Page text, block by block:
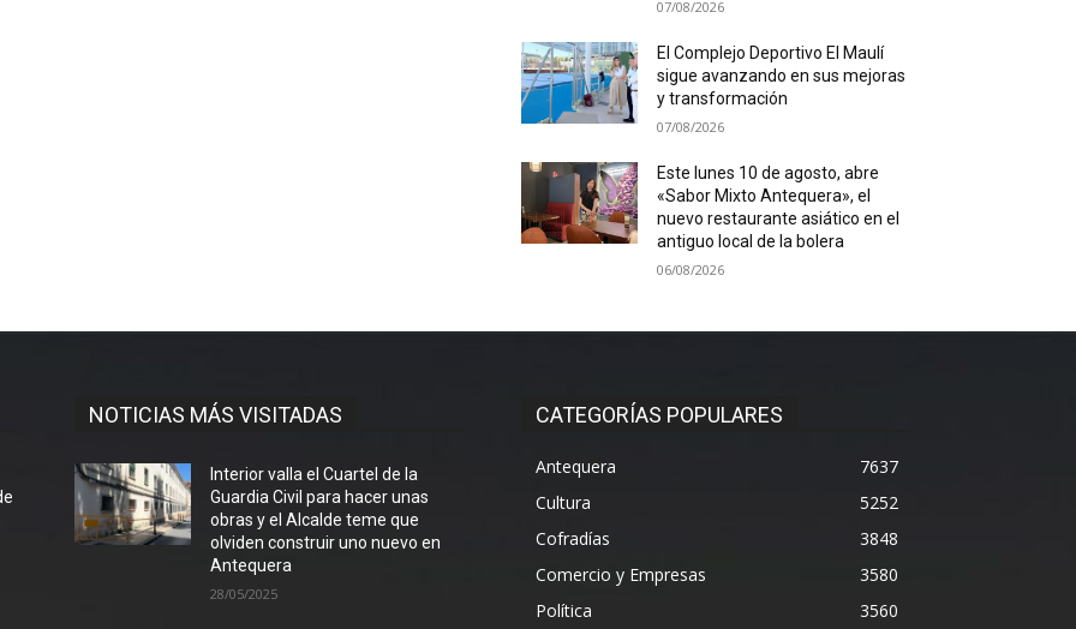
07/08/2026
El Complejo Deportivo El Maulí
sigue avanzando en sus mejoras
y transformación
07/08/2026
Este lunes 10 de agosto, abre
«Sabor Mixto Antequera», el
nuevo restaurante asiático en el
antiguo local de la bolera
06/08/2026
NOTICIAS MÁS VISITADAS
Interior valla el Cuartel de la
Guardia Civil para hacer unas
obras y el Alcalde teme que
olviden construir uno nuevo en
Antequera
28/05/2025
CATEGORÍAS POPULARES
Antequera
7637
Cultura
5252
Cofradías
3848
Comercio y Empresas
3580
Política
3560